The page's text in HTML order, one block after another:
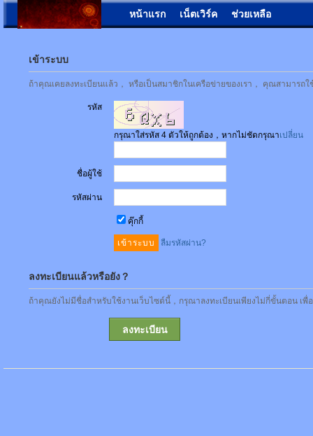
หน้าแรก เน็ตเวิร์ค ช่วยเหลือ
เข้าระบบ
ถ้าคุณเคยลงทะเบียนแล้ว， หรือเป็นสมาชิกในเครือข่ายของเรา， คุณสามาร
รหัส
กรุณาใส่รหัส 4 ตัวให้ถูกต้อง，หากไม่ชัดกรุณาเปลี่ยน
ชื่อผู้ใช้
รหัสผ่าน
คุ๊กกี้
ลืมรหัสผ่าน?
ลงทะเบียนแล้วหรือยัง？
ถ้าคุณยังไม่มีชื่อสำหรับใช้งานเว็บไซต์นี้，กรุณาลงทะเบียนเพียงไม่กี่ขั้นตอน เพื่
ลงทะเบียน